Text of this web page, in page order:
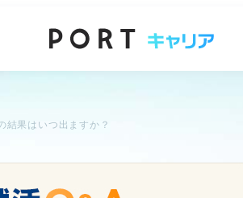
結果はいつ出ますか？